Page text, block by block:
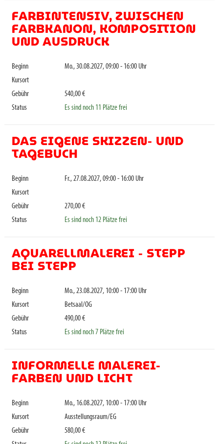
FARBINTENSIV, ZWISCHEN
FARBKANON, KOMPOSITION
UND AUSDRUCK
Beginn
Mo., 30.08.2027, 09:00 - 16:00 Uhr
Kursort
Gebühr
540,00 €
Status
Es sind noch 11 Plätze frei
DAS EIGENE SKIZZEN- UND
TAGEBUCH
Beginn
Fr., 27.08.2027, 09:00 - 16:00 Uhr
Kursort
Gebühr
270,00 €
Status
Es sind noch 12 Plätze frei
AQUARELLMALEREI - STEPP
BEI STEPP
Beginn
Mo., 23.08.2027, 10:00 - 17:00 Uhr
Kursort
Betsaal/OG
Gebühr
490,00 €
Status
Es sind noch 7 Plätze frei
INFORMELLE MALEREI-
FARBEN UND LICHT
Beginn
Mo., 16.08.2027, 10:00 - 17:00 Uhr
Kursort
Ausstellungsraum/EG
Gebühr
580,00 €